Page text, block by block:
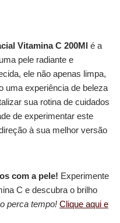
Vitamina C 200Ml é a
pele radiante e
ele não apenas limpa,
uma experiência de beleza
sua rotina de cuidados
de experimentar este
à sua melhor versão
com a pele! Experimente
C e descubra o brilho
perca tempo! Clique aqui e